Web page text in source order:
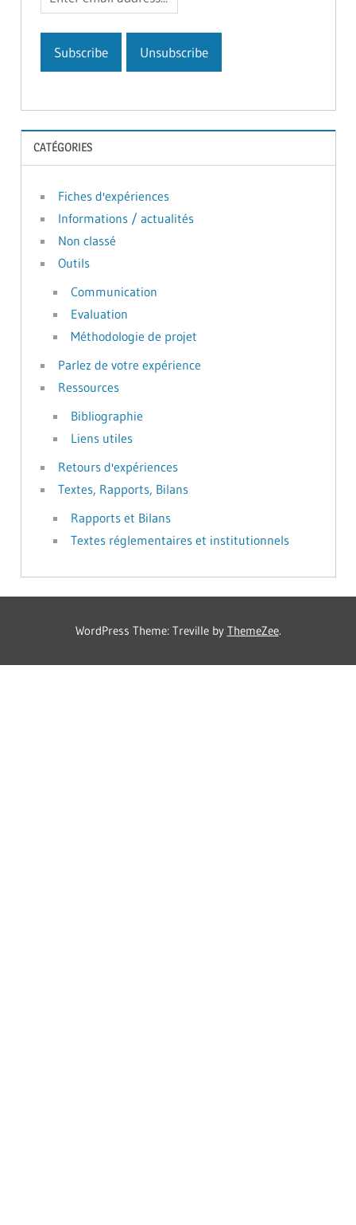
CATÉGORIES
Fiches d'expériences
Informations / actualités
Non classé
Outils
Communication
Evaluation
Méthodologie de projet
Parlez de votre expérience
Ressources
Bibliographie
Liens utiles
Retours d'expériences
Textes, Rapports, Bilans
Rapports et Bilans
Textes réglementaires et institutionnels
WordPress Theme: Treville by ThemeZee.